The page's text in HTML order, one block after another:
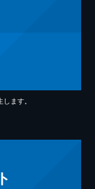
ます。